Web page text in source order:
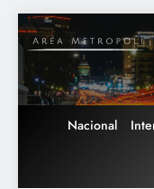
Saltar
al
contenido
Nacional